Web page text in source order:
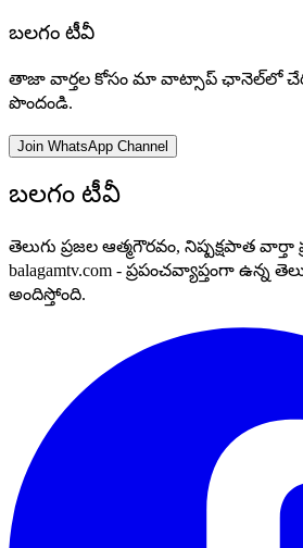
బలగం టీవీ
తాజా వార్తల కోసం మా వాట్సాప్ ఛానెల్‌లో
పొందండి.
Join WhatsApp Channel
బలగం టీవీ
తెలుగు ప్రజల ఆత్మగౌరవం, నిష్పక్షపాత
balagamtv.com - ప్రపంచవ్యాప్తంగా ఉన్న
అందిస్తోంది.